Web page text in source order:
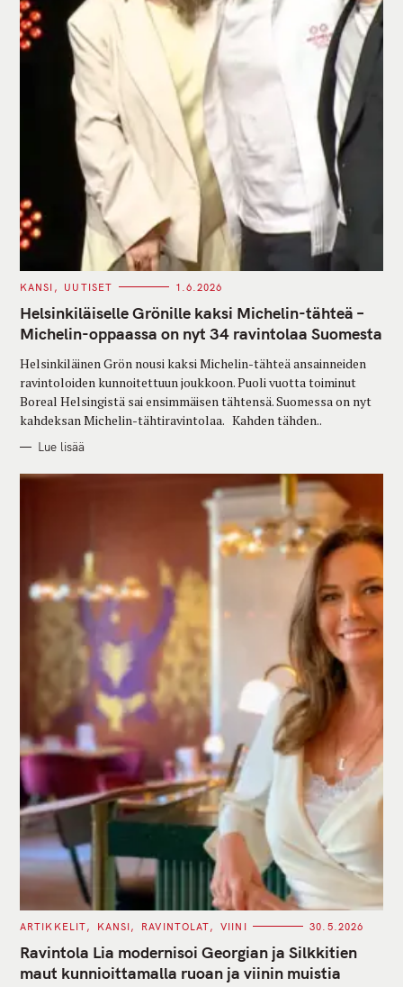
C
T
E
G
O
I
E
S
KANSI UUTISET 1.6.2026
Helsinkiläiselle Grönille kaksi Michelin-tähteä –
Michelin-oppaassa on nyt 34 ravintolaa Suomesta
Helsinkiläinen Grön nousi kaksi Michelin-tähteä ansainneiden
ravintoloiden kunnoitettuun joukkoon. Puoli vuotta toiminut
Boreal Helsingistä sai ensimmäisen tähtensä. Suomessa on nyt
kahdeksan Michelin-tähtiravintolaa. Kahden tähden..
Lue lisää
C
T
E
G
O
ARTIKKELIT KANSI RAVINTOLAT VIINI 30.5.2026
Ravintola Lia modernisoi Georgian ja Silkkitien
maut kunnioittamalla ruoan ja viinin muistia